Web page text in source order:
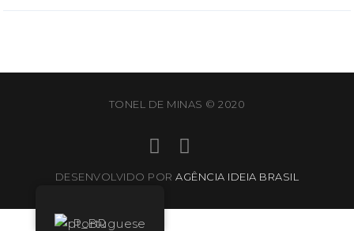
TONEL DE MINAS © 2020
DESENVOLVIDO PORAGÊNCIA IDEIA BRASIL
Portuguese